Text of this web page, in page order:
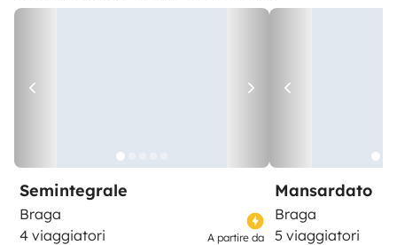
Semintegrale
Braga
4 viaggiatori
A partire da
Mansardato
Braga
5 viaggiatori